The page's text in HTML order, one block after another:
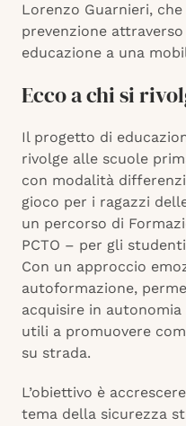
Lorenzo Guarnieri,
prevenzione
educazione a una
Ecco a chi si
Il progetto di
rivolge alle scuole
con modalità
gioco per i ragazzi
un percorso di
PCTO – per gli
Con un approccio
autoformazione,
acquisire in
utili a promuovere
su strada.
L’obiettivo è
tema della sicurezza